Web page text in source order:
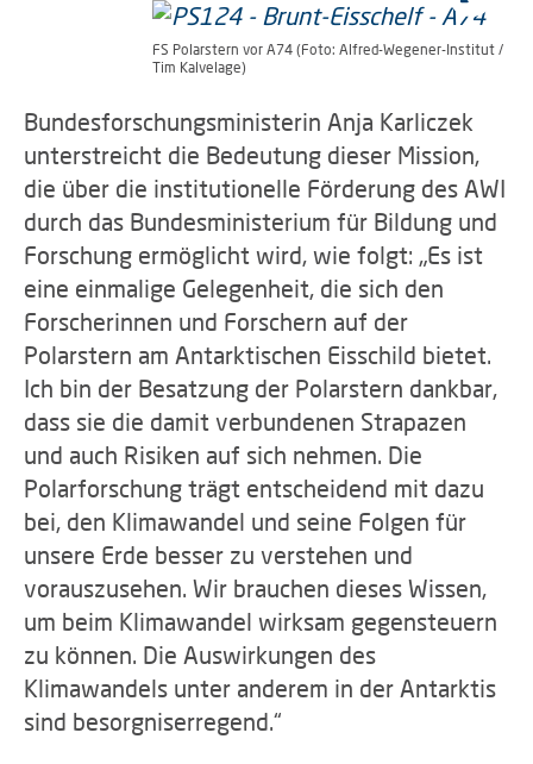
FS Polarstern vor A74 (Foto: Alfred-Wegener-Institut /
Tim Kalvelage)
Bundesforschungsministerin Anja Karliczek
unterstreicht die Bedeutung dieser Mission,
die über die institutionelle Förderung des AWI
durch das Bundesministerium für Bildung und
Forschung ermöglicht wird, wie folgt: „Es ist
eine einmalige Gelegenheit, die sich den
Forscherinnen und Forschern auf der
Polarstern am Antarktischen Eisschild bietet.
Ich bin der Besatzung der Polarstern dankbar,
dass sie die damit verbundenen Strapazen
und auch Risiken auf sich nehmen. Die
Polarforschung trägt entscheidend mit dazu
bei, den Klimawandel und seine Folgen für
unsere Erde besser zu verstehen und
vorauszusehen. Wir brauchen dieses Wissen,
um beim Klimawandel wirksam gegensteuern
zu können. Die Auswirkungen des
Klimawandels unter anderem in der Antarktis
sind besorgniserregend.“